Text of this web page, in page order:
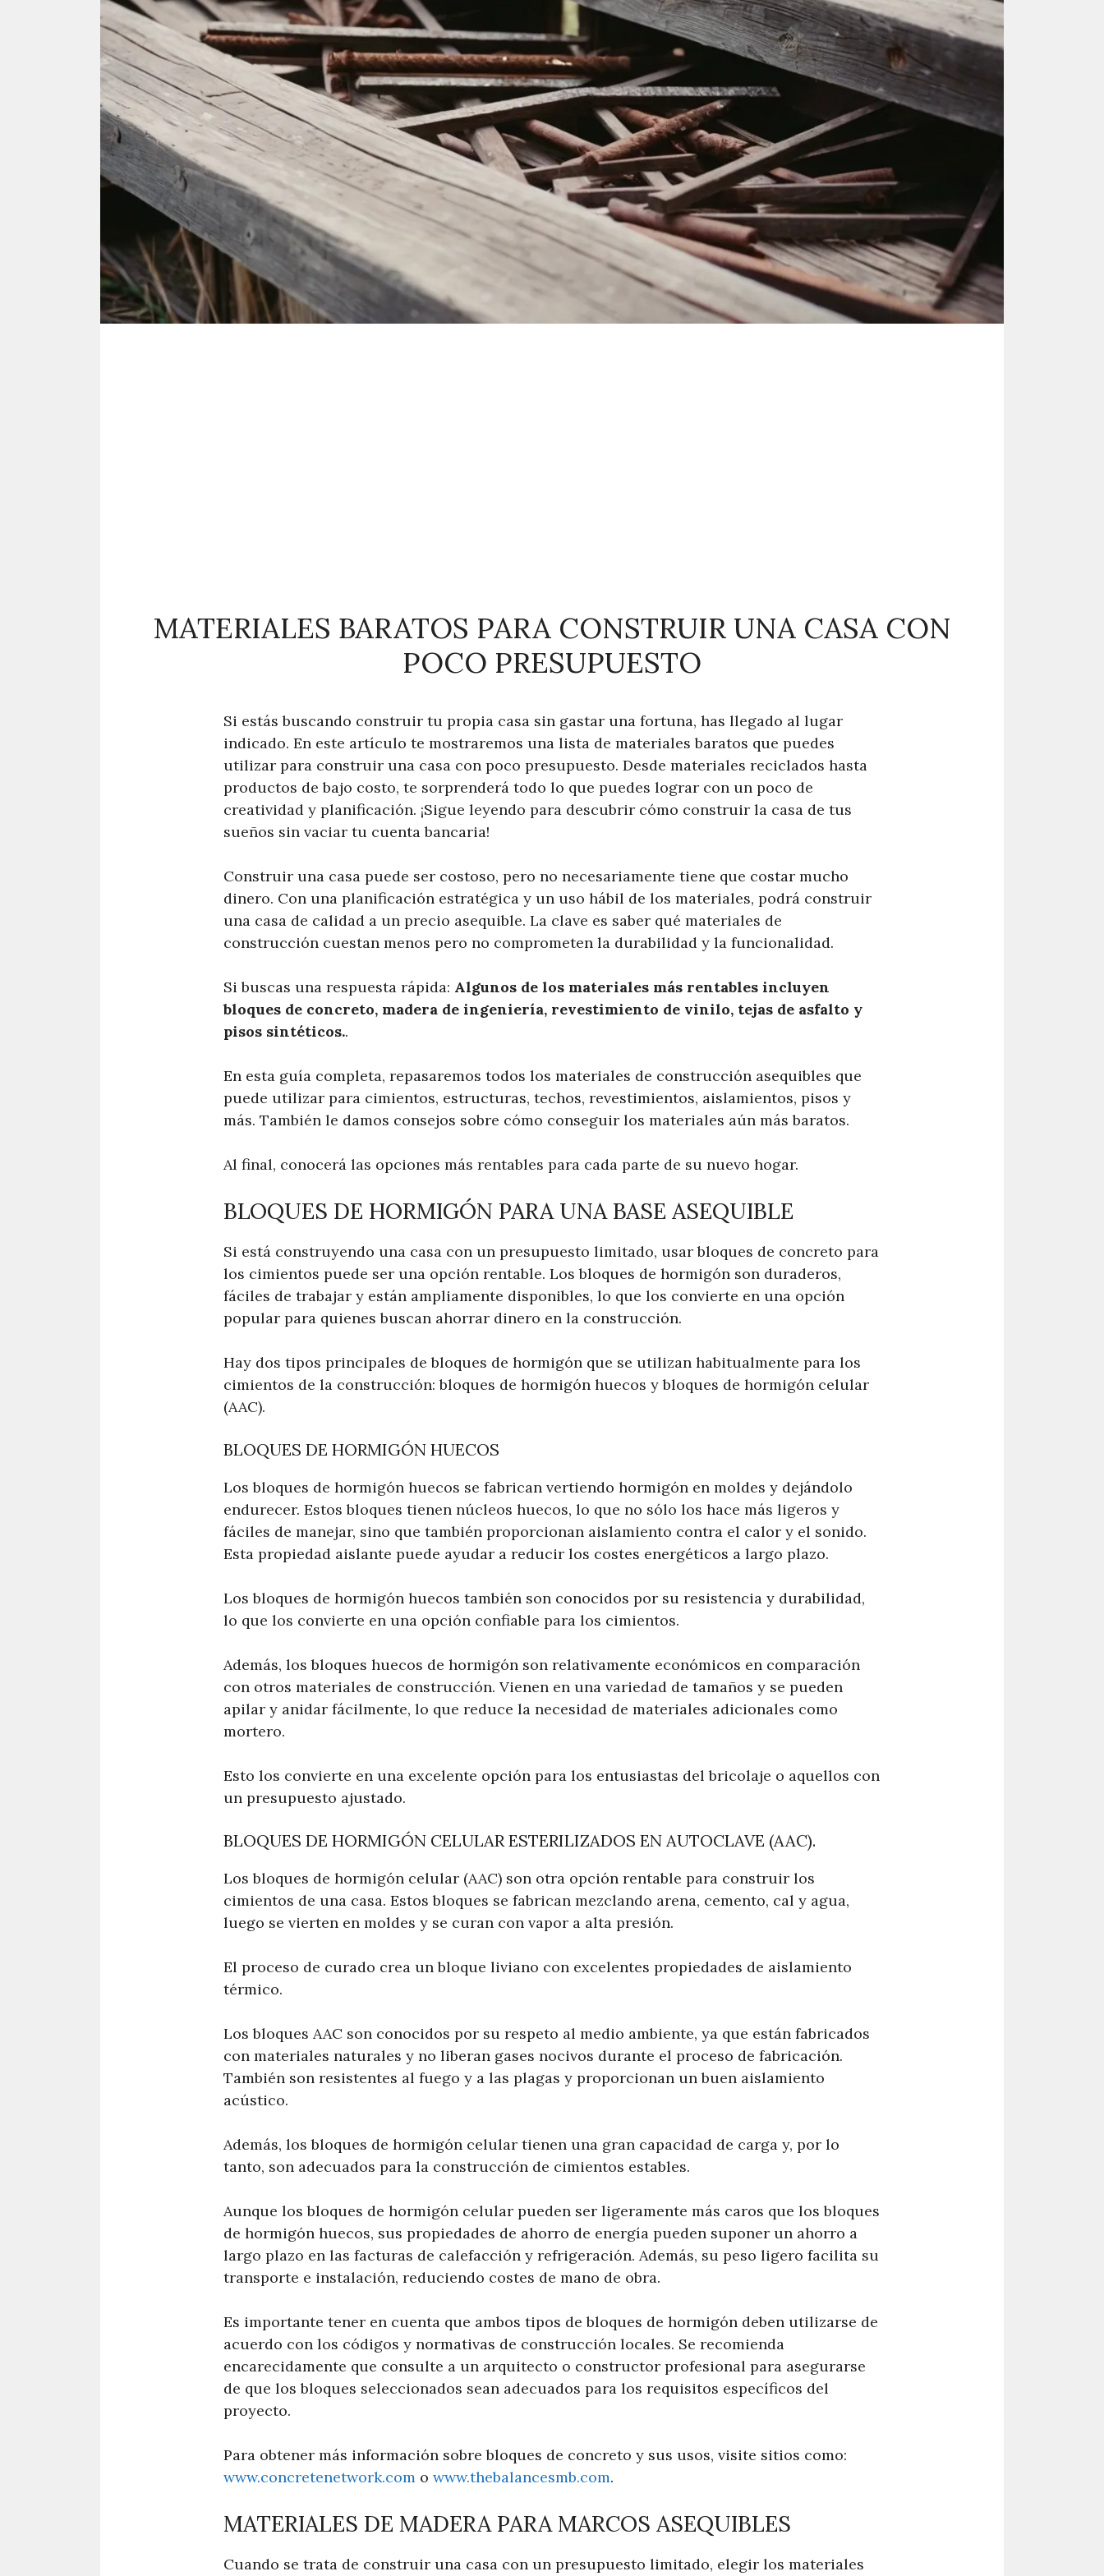
MATERIALES BARATOS PARA CONSTRUIR UNA CASA CON
POCO PRESUPUESTO
Si estás buscando construir tu propia casa sin gastar una fortuna, has llegado al lugar
indicado. En este artículo te mostraremos una lista de materiales baratos que puedes
utilizar para construir una casa con poco presupuesto. Desde materiales reciclados hasta
productos de bajo costo, te sorprenderá todo lo que puedes lograr con un poco de
creatividad y planificación. ¡Sigue leyendo para descubrir cómo construir la casa de tus
sueños sin vaciar tu cuenta bancaria!
Construir una casa puede ser costoso, pero no necesariamente tiene que costar mucho
dinero. Con una planificación estratégica y un uso hábil de los materiales, podrá construir
una casa de calidad a un precio asequible. La clave es saber qué materiales de
construcción cuestan menos pero no comprometen la durabilidad y la funcionalidad.
Si buscas una respuesta rápida: Algunos de los materiales más rentables incluyen
bloques de concreto, madera de ingeniería, revestimiento de vinilo, tejas de asfalto y
pisos sintéticos..
En esta guía completa, repasaremos todos los materiales de construcción asequibles que
puede utilizar para cimientos, estructuras, techos, revestimientos, aislamientos, pisos y
más. También le damos consejos sobre cómo conseguir los materiales aún más baratos.
Al final, conocerá las opciones más rentables para cada parte de su nuevo hogar.
BLOQUES DE HORMIGÓN PARA UNA BASE ASEQUIBLE
Si está construyendo una casa con un presupuesto limitado, usar bloques de concreto para
los cimientos puede ser una opción rentable. Los bloques de hormigón son duraderos,
fáciles de trabajar y están ampliamente disponibles, lo que los convierte en una opción
popular para quienes buscan ahorrar dinero en la construcción.
Hay dos tipos principales de bloques de hormigón que se utilizan habitualmente para los
cimientos de la construcción: bloques de hormigón huecos y bloques de hormigón celular
(AAC).
BLOQUES DE HORMIGÓN HUECOS
Los bloques de hormigón huecos se fabrican vertiendo hormigón en moldes y dejándolo
endurecer. Estos bloques tienen núcleos huecos, lo que no sólo los hace más ligeros y
fáciles de manejar, sino que también proporcionan aislamiento contra el calor y el sonido.
Esta propiedad aislante puede ayudar a reducir los costes energéticos a largo plazo.
Los bloques de hormigón huecos también son conocidos por su resistencia y durabilidad,
lo que los convierte en una opción confiable para los cimientos.
Además, los bloques huecos de hormigón son relativamente económicos en comparación
con otros materiales de construcción. Vienen en una variedad de tamaños y se pueden
apilar y anidar fácilmente, lo que reduce la necesidad de materiales adicionales como
mortero.
Esto los convierte en una excelente opción para los entusiastas del bricolaje o aquellos con
un presupuesto ajustado.
BLOQUES DE HORMIGÓN CELULAR ESTERILIZADOS EN AUTOCLAVE (AAC).
Los bloques de hormigón celular (AAC) son otra opción rentable para construir los
cimientos de una casa. Estos bloques se fabrican mezclando arena, cemento, cal y agua,
luego se vierten en moldes y se curan con vapor a alta presión.
El proceso de curado crea un bloque liviano con excelentes propiedades de aislamiento
térmico.
Los bloques AAC son conocidos por su respeto al medio ambiente, ya que están fabricados
con materiales naturales y no liberan gases nocivos durante el proceso de fabricación.
También son resistentes al fuego y a las plagas y proporcionan un buen aislamiento
acústico.
Además, los bloques de hormigón celular tienen una gran capacidad de carga y, por lo
tanto, son adecuados para la construcción de cimientos estables.
Aunque los bloques de hormigón celular pueden ser ligeramente más caros que los bloques
de hormigón huecos, sus propiedades de ahorro de energía pueden suponer un ahorro a
largo plazo en las facturas de calefacción y refrigeración. Además, su peso ligero facilita su
transporte e instalación, reduciendo costes de mano de obra.
Es importante tener en cuenta que ambos tipos de bloques de hormigón deben utilizarse de
acuerdo con los códigos y normativas de construcción locales. Se recomienda
encarecidamente que consulte a un arquitecto o constructor profesional para asegurarse
de que los bloques seleccionados sean adecuados para los requisitos específicos del
proyecto.
Para obtener más información sobre bloques de concreto y sus usos, visite sitios como:
www.concretenetwork.com o www.thebalancesmb.com.
MATERIALES DE MADERA PARA MARCOS ASEQUIBLES
Cuando se trata de construir una casa con un presupuesto limitado, elegir los materiales